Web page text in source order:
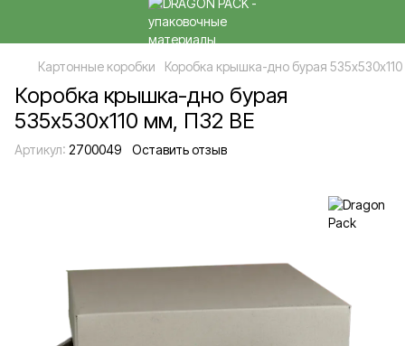
Картонные коробки Коробка крышка-дно бурая
Коробка крышка-дно бурая
535х530х110 мм, П32 ВЕ
Артикул: 2700049 Оставить отзыв